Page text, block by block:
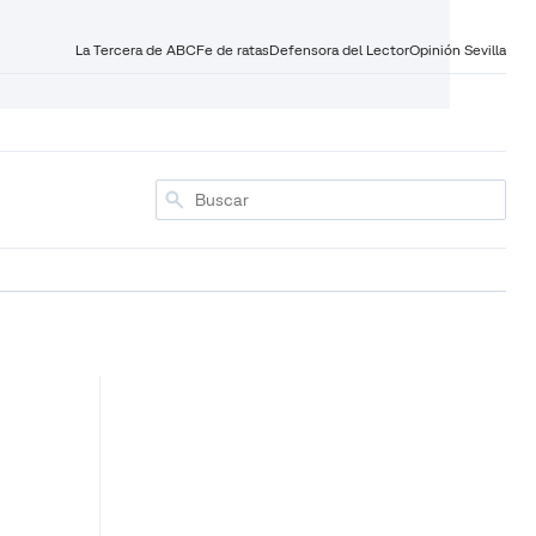
La Tercera de ABCFe de ratasDefensora del LectorOpinión Sevilla